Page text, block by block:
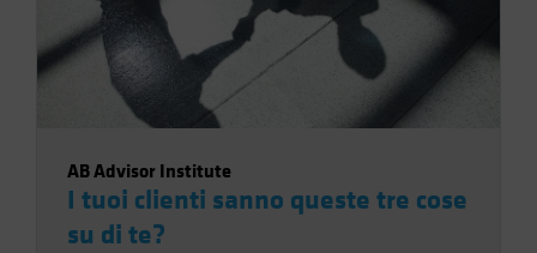
agire per primi.
AB Advisor Institute
I tuoi clienti sanno queste tre cose
su di te?